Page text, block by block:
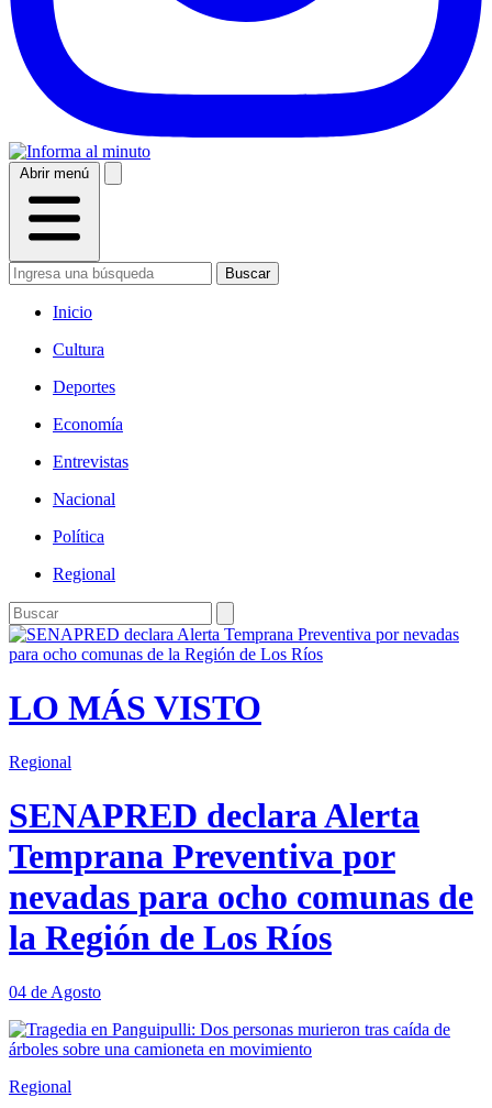
Abrir menú
Buscar
Inicio
Cultura
Deportes
Economía
Entrevistas
Nacional
Política
Regional
LO MÁS VISTO
Regional
SENAPRED declara Alerta
Temprana Preventiva por
nevadas para ocho comunas de
la Región de Los Ríos
04 de Agosto
Regional